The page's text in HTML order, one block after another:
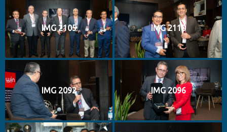
IMG 2105 IMG 2110
IMG 2092 IMG 2096